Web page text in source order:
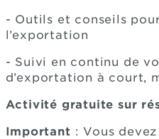
- Outils et conseils
l’exportation
- Suivi en continu de
d’exportation à court,
Activité gratuite sur
Important : Vous